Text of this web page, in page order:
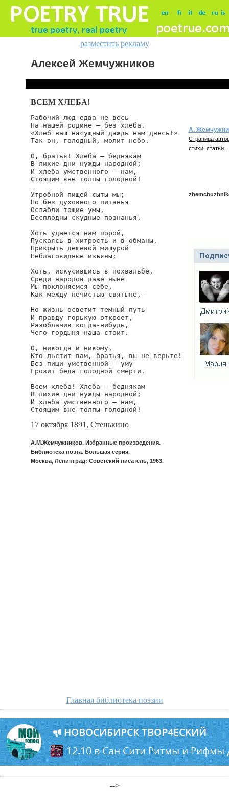
разместить рекламу
Алексей Жемчужников
ВСЕМ ХЛЕБА!
Рабочий люд едва не весь
На нашей родине — без хлеба.
«Хлеб наш насущный даждь нам днесь!»
Так он, голодный, молит небо.
О, братья! Хлеба — беднякам
В лихие дни нужды народной;
И хлеба умственного — нам,
Стоящим вне толпы голодной!
Утробной пищей сыты мы;
Но без духовного питанья
Ослабли тощие умы,
Бесплодны скудные познанья.
Хоть удается нам порой,
Пускаясь в хитрость и в обманы,
Прикрыть дешевой мишурой
Неблаговидные изъяны;
Хоть, искусившись в похвальбе,
Среди народов даже ныне
Мы поклоняемся себе,
Как между нечистью святыне,—
Но жизнь осветит темный путь
И правду горькую откроет,
Разоблачив когда-нибудь,
Чего гордыня наша стоит.
О, никогда и никому,
Кто льстит вам, братья, вы не верьте!
Без пищи умственной — уму
Грозит беда голодной смерти.
Всем хлеба! Хлеба — беднякам
В лихие дни нужды народной;
И хлеба умственного — нам,
Стоящим вне толпы голодной!
17 октября 1891, Стенькино
А.М.Жемчужников. Избранные произведения.
Библиотека поэта. Большая серия.
Москва, Ленинград: Советский писатель, 1963.
А.
Страница
стихи, статьи.
Главная библиотека поэзии
-->